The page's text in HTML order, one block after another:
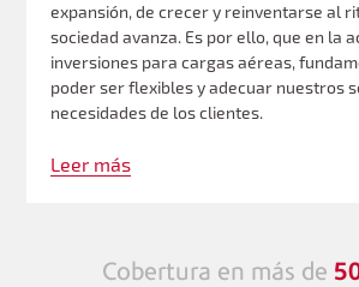
expansión, de crecer y reinventarse al
sociedad avanza. Es por ello, que en la
inversiones para cargas aéreas,
poder ser flexibles y adecuar nuestros
necesidades de los clientes.
Leer más
Cobertura en más de